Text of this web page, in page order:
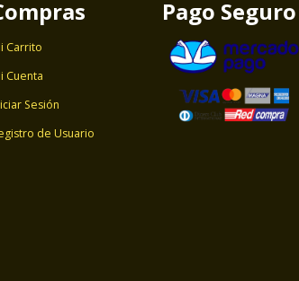
Carrito
Cuenta
Sesión
de Usuario
Pago Seguro